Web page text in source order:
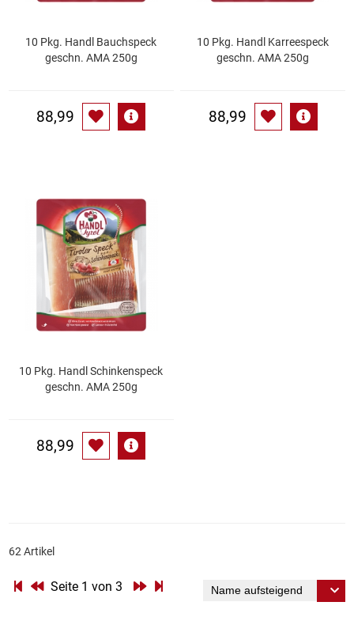
10 Pkg. Handl Bauchspeck
geschn. AMA 250g
88,99
10 Pkg. Handl Karreespeck
geschn. AMA 250g
88,99
10 Pkg. Handl Schinkenspeck
geschn. AMA 250g
88,99
62 Artikel
Seite 1 von 3